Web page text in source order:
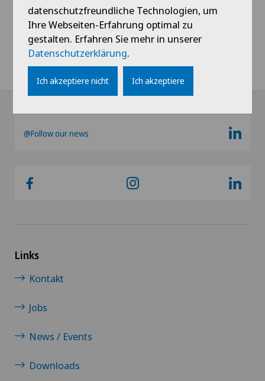
Frozen Shoulder
Fuss- und Sprunggelenkchirurgie
Gallenchirurgie
Hals-Nasen-Ohren-Heilkunde (HNO)
Hernien (Leistenbrüche)
Hüftarthrose
Hüftchirurgie
@Follow our news
Links
Kontakt
Jobs
News / Events
Downloads
datenschutzfreundliche Technologien, um
Ihre Webseiten-Erfahrung optimal zu
gestalten. Erfahren Sie mehr in unserer
Datenschutzerklärung.
Ich akzeptiere nicht Ich akzeptiere